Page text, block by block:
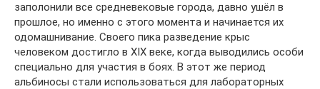
заполонили все средневековые города, давно ушёл в
прошлое, но именно с этого момента и начинается их
одомашнивание. Своего пика разведение крыс
человеком достигло в XIX веке, когда выводились особи
специально для участия в боях. В этот же период
альбиносы стали использоваться для лабораторных